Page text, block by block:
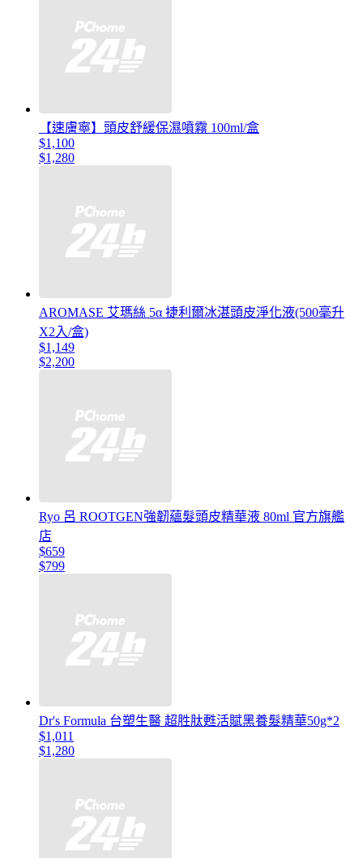
【速膚寧】頭皮舒緩保濕噴霧 100ml/盒
$1,100
$1,280
AROMASE 艾瑪絲 5α 捷利爾冰湛頭皮淨化液(500毫升
X2入/盒)
$1,149
$2,200
Ryo 呂 ROOTGEN強韌蘊髮頭皮精華液 80ml 官方旗艦
店
$659
$799
Dr's Formula 台塑生醫 超胜肽甦活賦黑養髮精華50g*2
$1,011
$1,280